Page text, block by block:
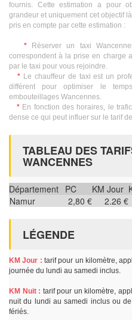
fournis. Cette estimation a pour
grandeur et uniquement cet objectif
pris en compte par cette estimation :
*Réserver un taxi
correspondent à la prise en charge
par le taxi pour vous rejoindre.
* Le chauffeur de taxi est un
différent pour optimiser le
embouteillages Wancennes.
* En fonction des horaires, le
dense ce qui peut influer sur le tarif
TABLEAU DES
WANCENNES
Département PC KM Jour
Namur
2,80 € 2.26 €
LÉGENDE
KM Jour : tarif pour un kilomètre,
journée du lundi au samedi inclus.
KM Nuit : tarif pour un kilomètre,
nuit du lundi au samedi inclus ou
fériés.